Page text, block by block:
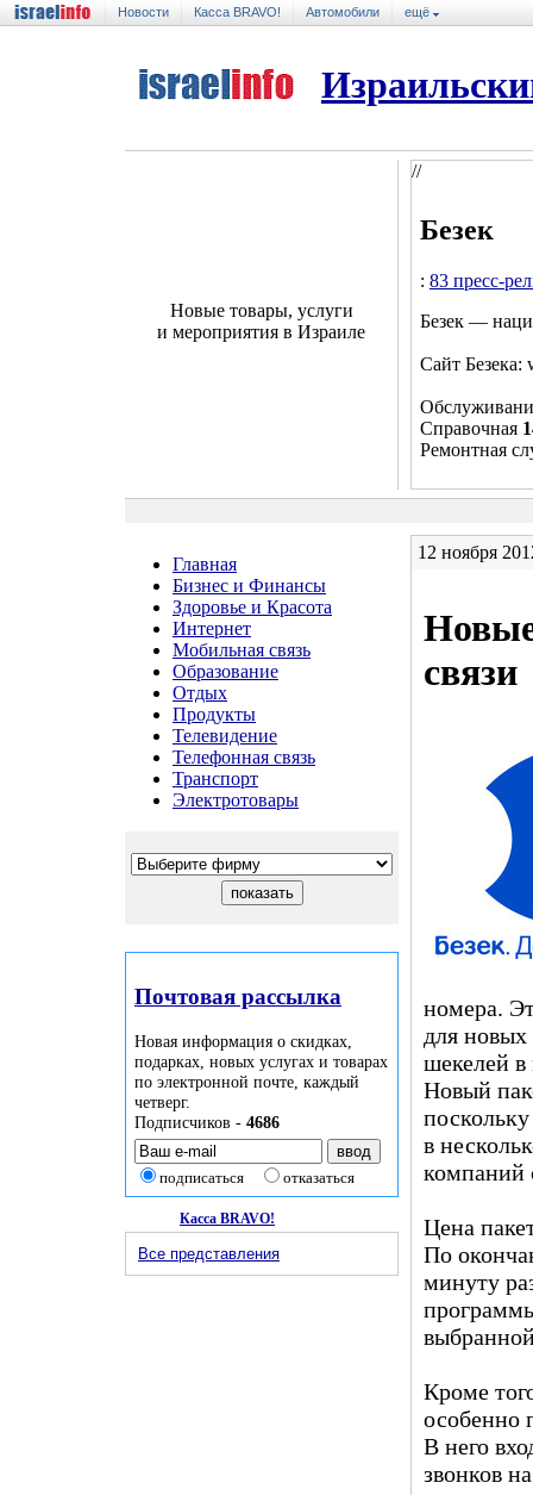
Новости Касса BRAVO! Автомобили ещё
Новые товары, услуги
и мероприятия в Израиле
//
Безек
: 83 пресс-
Безек —
Сайт Безека:
Справочная
Ремонтная
Главная
Бизнес и Финансы
Здоровье и Красота
Интернет
Мобильная связь
Образование
Отдых
Продукты
Телевидение
Телефонная связь
Транспорт
Электротовары
Почтовая рассылка
Новая информация о скидках,
подарках, новых услугах и товарах
по электронной почте, каждый
четверг.
Подписчиков - 4686
подписаться отказаться
Касса BRAVO!
Все представления
12 ноября
связи
номера.
для новых
шекелей в
Новый
в
компаний
Цена
По
минуту
Кроме
особенно
В него
звонков